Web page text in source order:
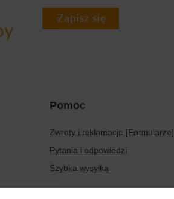
Pomoc
Zwroty i reklamacje [Formularze]
Pytania i odpowiedzi
Szybka wysyłka